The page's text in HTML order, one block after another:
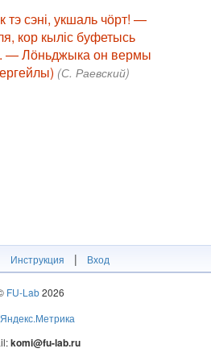
сэні, укшаль чӧрт! —
кор кыліс буфетысь
— Лӧньджыка он вермы
(С. Раевский)
Инструкция | Вход
FU-Lab2026
komi@fu-lab.ru